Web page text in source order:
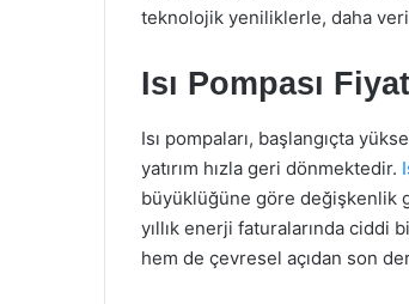
teknolojik yeniliklerle, daha
Isı Pompası
Isı pompaları, başlangıçta
yatırım hızla geri dönmektedir.
büyüklüğüne göre değişkenlik
yıllık enerji faturalarında ciddi
hem de çevresel açıdan son